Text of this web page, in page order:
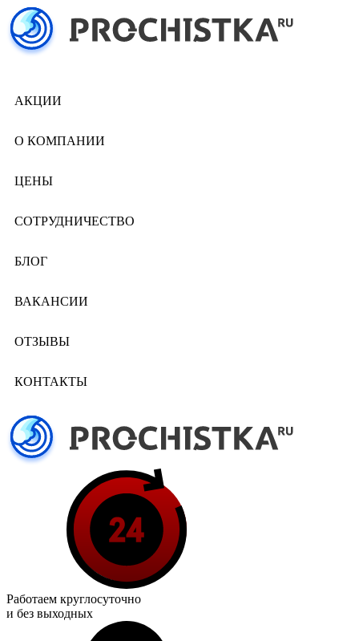
АКЦИИ
О КОМПАНИИ
ЦЕНЫ
СОТРУДНИЧЕСТВО
БЛОГ
ВАКАНСИИ
ОТЗЫВЫ
КОНТАКТЫ
Работаем круглосуточно
и без выходных